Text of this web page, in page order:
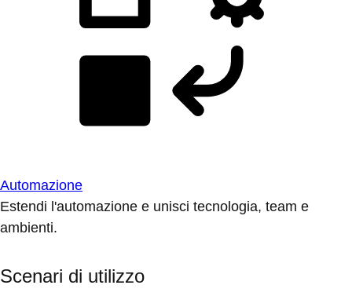
Automazione
Estendi l'automazione e unisci tecnologia, team e
ambienti.
Scenari di utilizzo